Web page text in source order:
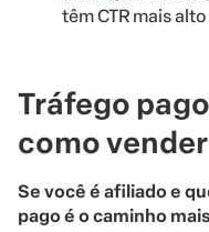
têm CTR mais
Tráfego
como
Se você é afiliado e
pago é o caminho